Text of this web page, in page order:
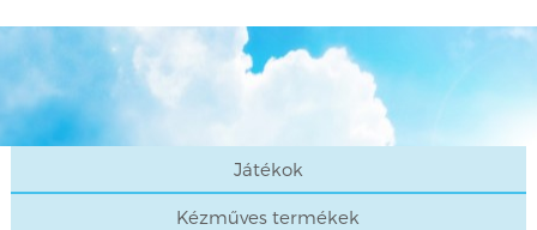
Játékok
Kézműves termékek